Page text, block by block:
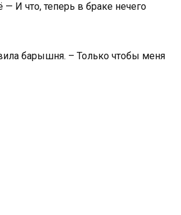
— И что, теперь в браке нечего
барышня. – Только чтобы меня